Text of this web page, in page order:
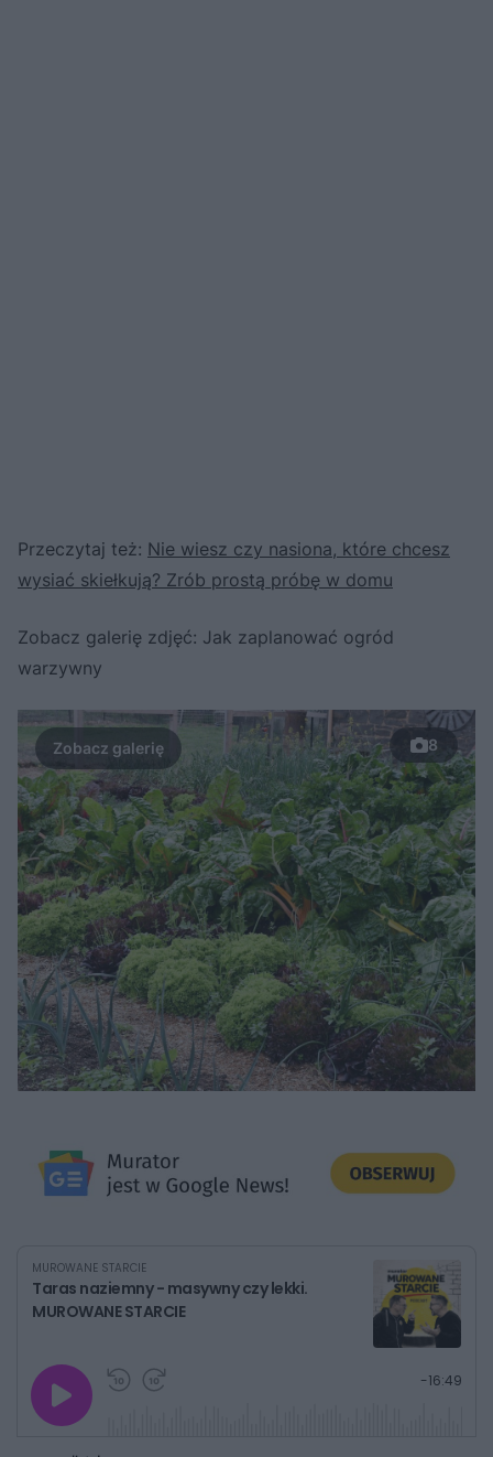
Przeczytaj też: Nie wiesz czy nasiona, które chcesz
wysiać skiełkują? Zrób prostą próbę w domu
Zobacz galerię zdjęć: Jak zaplanować ogród
warzywny
8
MUROWANE STARCIE
Taras naziemny - masywny czy lekki.
MUROWANE STARCIE
P
-16:49